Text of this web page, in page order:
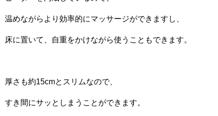
温めながらより効率的にマッサージができますし、
床に置いて、自重をかけながら使うこともできます。
厚さも約15cmとスリムなので、
すき間にサッとしまうことができます。